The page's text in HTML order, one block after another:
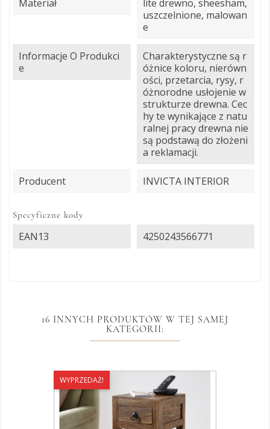
Materiał
lite drewno, sheesham,
uszczelnione, malowan
e
Informacje O Produkci
E
Charakterystyczne są r
óżnice koloru, nierówn
ości, przetarcia, rysy, r
óżnorodne usłojenie w
strukturze drewna. Cec
hy te wynikające z natu
ralnej pracy drewna nie
są podstawą do złożeni
a reklamacji.
Producent INVICTA INTERIOR
Specyficzne kody
EAN13 4250243566771
16 INNYCH PRODUKTÓW W TEJ SAMEJ
KATEGORII:
WYPRZEDAŻ!